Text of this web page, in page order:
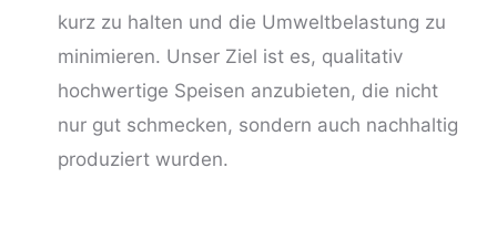
kurz zu halten und die Umweltbelastung zu
minimieren. Unser Ziel ist es, qualitativ
hochwertige Speisen anzubieten, die nicht
nur gut schmecken, sondern auch nachhaltig
produziert wurden.